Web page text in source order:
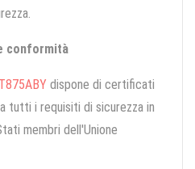
conformità
dispone di certificati
tutti i requisiti di sicurezza in
membri dell'Unione